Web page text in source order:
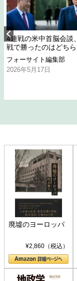
4連戦の米中首脳会談
戦で勝ったのはどち
フォーサイト編集部
2026年5月17日
廃墟のヨーロッパ
¥2,860（税込）